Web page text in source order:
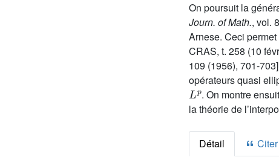
On poursuit la
Journ. of Math., vol.
Arnese. Ceci
CRAS, t. 258 (10
109 (1956), 701-
opérateurs quasi
Lp
. On montre
la théorie de
Détail